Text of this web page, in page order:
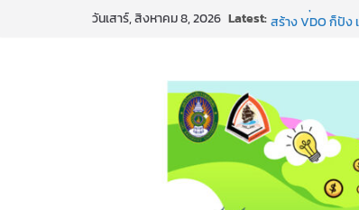
วันเสาร์, สิงหาคม 8, 2026 Latest:SMEs ยุคนี้ ถ้าไ
พร้อมลุยแล้ว! ปั
พาธุรกิจท้องถิ่นสู่